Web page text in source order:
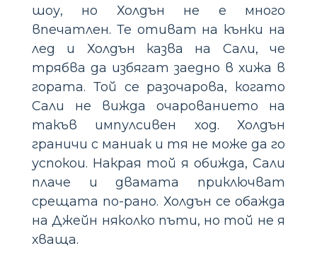
шоу, но Холдън не е много
впечатлен. Те отиват на кънки на
лед и Холдън казва на Сали, че
трябва да избягат заедно в хижа в
гората. Той се разочарова, когато
Сали не вижда очарованието на
такъв импулсивен ход. Холдън
граничи с маниак и тя не може да го
успокои. Накрая той я обижда, Сали
плаче и двамата приключват
срещата по-рано. Холдън се обажда
на Джейн няколко пъти, но той не я
хваща.